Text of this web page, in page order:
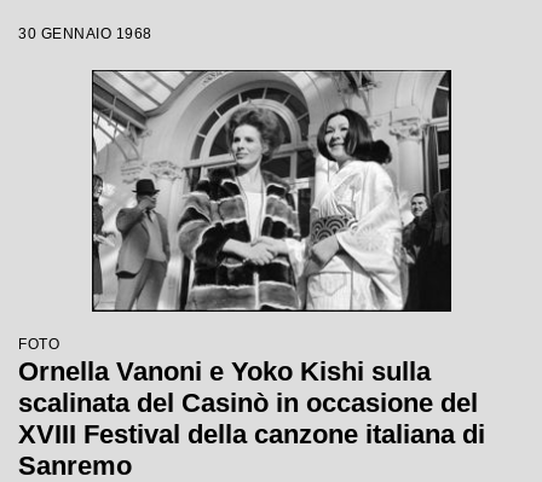
30 GENNAIO 1968
FOTO
Ornella Vanoni e Yoko Kishi sulla
scalinata del Casinò in occasione del
XVIII Festival della canzone italiana di
Sanremo